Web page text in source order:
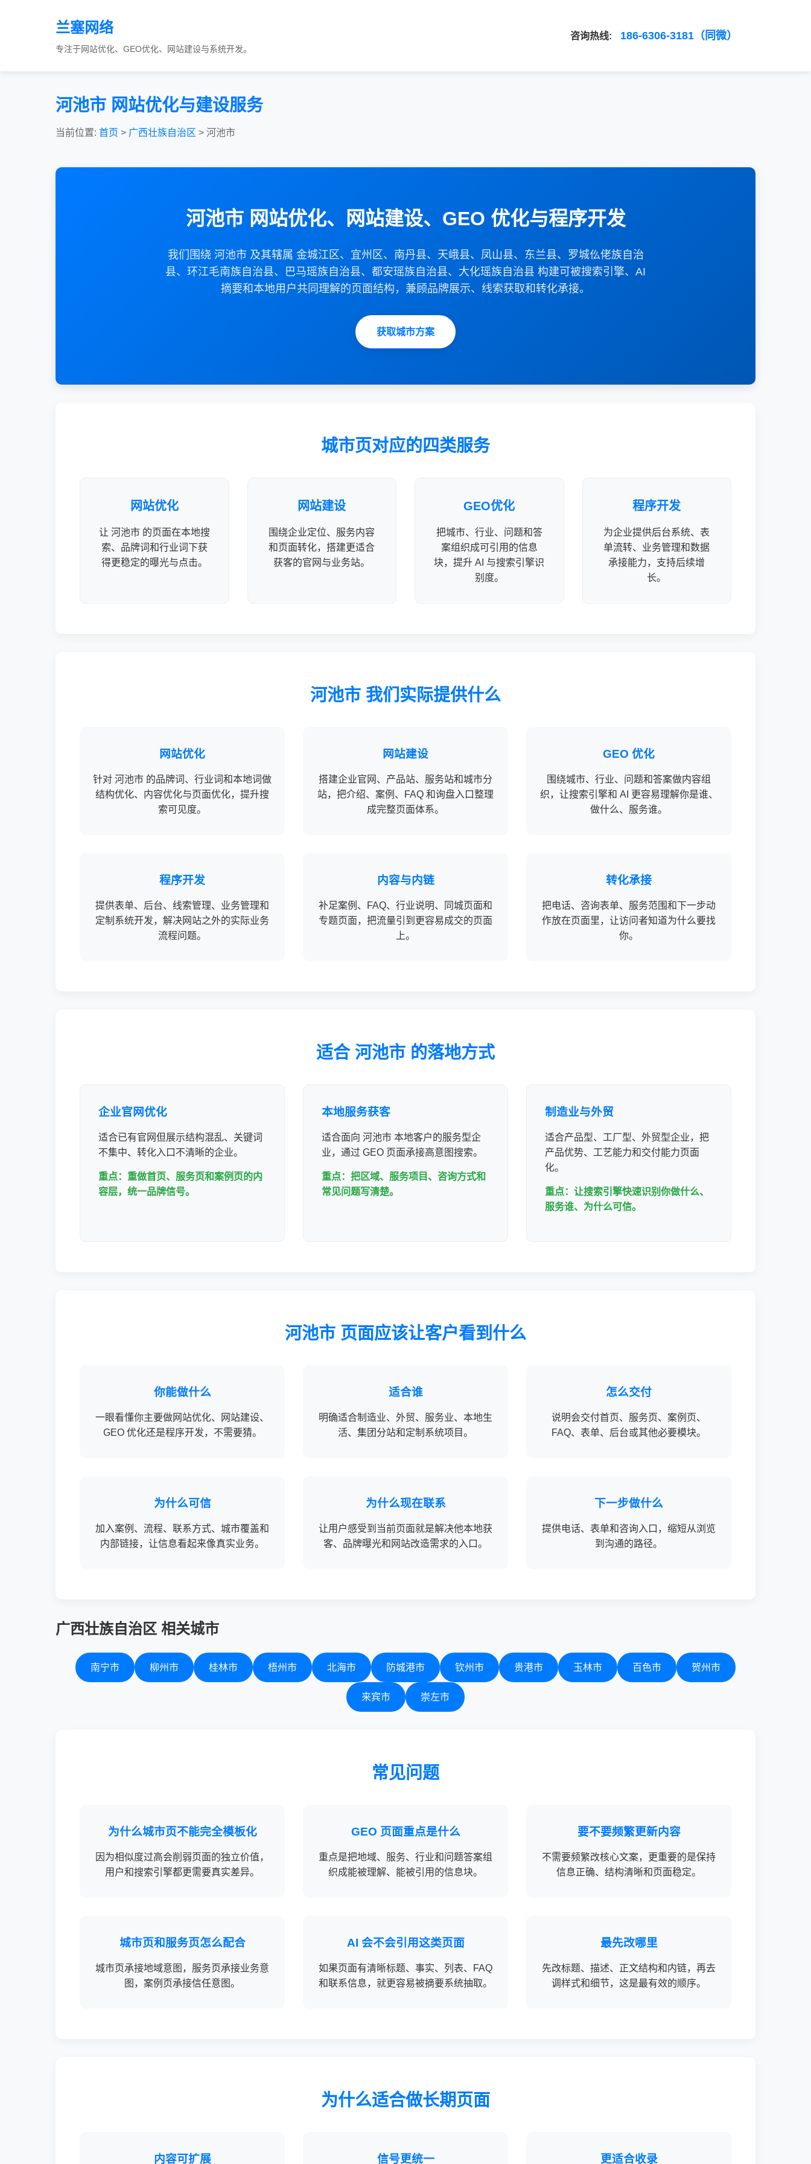
兰塞网络
专注于网站优化、GEO优化、网站建设与系统开发。
咨询热线: 186-6306-3181（同微）
河池市 网站优化与建设服务
当前位置: 首页 > 广西壮族自治区 > 河池市
河池市 网站优化、网站建设、GEO 优化与程序开发
我们围绕 河池市 及其辖属 金城江区、宜州区、南丹县、天峨县、凤山县、东兰县、罗城仫佬族自治
县、环江毛南族自治县、巴马瑶族自治县、都安瑶族自治县、大化瑶族自治县 构建可被搜索引擎、AI
摘要和本地用户共同理解的页面结构，兼顾品牌展示、线索获取和转化承接。
获取城市方案
城市页对应的四类服务
网站优化
让 河池市 的页面在本地搜
索、品牌词和行业词下获
得更稳定的曝光与点击。
网站建设
围绕企业定位、服务内容
和页面转化，搭建更适合
获客的官网与业务站。
GEO优化
把城市、行业、问题和答
案组织成可引用的信息
块，提升 AI 与搜索引擎识
别度。
程序开发
为企业提供后台系统、表
单流转、业务管理和数据
承接能力，支持后续增
长。
河池市 我们实际提供什么
网站优化
针对 河池市 的品牌词、行业词和本地词做
结构优化、内容优化与页面优化，提升搜
索可见度。
网站建设
搭建企业官网、产品站、服务站和城市分
站，把介绍、案例、FAQ 和询盘入口整理
成完整页面体系。
GEO 优化
围绕城市、行业、问题和答案做内容组
织，让搜索引擎和 AI 更容易理解你是谁、
做什么、服务谁。
程序开发
提供表单、后台、线索管理、业务管理和
定制系统开发，解决网站之外的实际业务
流程问题。
内容与内链
补足案例、FAQ、行业说明、同城页面和
专题页面，把流量引到更容易成交的页面
上。
转化承接
把电话、咨询表单、服务范围和下一步动
作放在页面里，让访问者知道为什么要找
你。
适合 河池市 的落地方式
企业官网优化
适合已有官网但展示结构混乱、关键词
不集中、转化入口不清晰的企业。
重点：重做首页、服务页和案例页的内
容层，统一品牌信号。
本地服务获客
适合面向 河池市 本地客户的服务型企
业，通过 GEO 页面承接高意图搜索。
重点：把区域、服务项目、咨询方式和
常见问题写清楚。
制造业与外贸
适合产品型、工厂型、外贸型企业，把
产品优势、工艺能力和交付能力页面
化。
重点：让搜索引擎快速识别你做什么、
服务谁、为什么可信。
河池市 页面应该让客户看到什么
你能做什么
一眼看懂你主要做网站优化、网站建设、
GEO 优化还是程序开发，不需要猜。
适合谁
明确适合制造业、外贸、服务业、本地生
活、集团分站和定制系统项目。
怎么交付
说明会交付首页、服务页、案例页、
FAQ、表单、后台或其他必要模块。
为什么可信
加入案例、流程、联系方式、城市覆盖和
内部链接，让信息看起来像真实业务。
为什么现在联系
让用户感受到当前页面就是解决他本地获
客、品牌曝光和网站改造需求的入口。
下一步做什么
提供电话、表单和咨询入口，缩短从浏览
到沟通的路径。
广西壮族自治区 相关城市
南宁市 柳州市 桂林市 梧州市 北海市 防城港市 钦州市 贵港市 玉林市 百色市 贺州市
来宾市 崇左市
常见问题
为什么城市页不能完全模板化
因为相似度过高会削弱页面的独立价值，
用户和搜索引擎都更需要真实差异。
GEO 页面重点是什么
重点是把地域、服务、行业和问题答案组
织成能被理解、能被引用的信息块。
要不要频繁更新内容
不需要频繁改核心文案，更重要的是保持
信息正确、结构清晰和页面稳定。
城市页和服务页怎么配合
城市页承接地域意图，服务页承接业务意
图，案例页承接信任意图。
AI 会不会引用这类页面
如果页面有清晰标题、事实、列表、FAQ
和联系信息，就更容易被摘要系统抽取。
最先改哪里
先改标题、描述、正文结构和内链，再去
调样式和细节，这是最有效的顺序。
为什么适合做长期页面
内容可扩展 信号更统一 更适合收录